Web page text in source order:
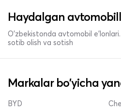
Haydalgan
O'zbekistonda avtomobil
sotib olish va sotish
Markalar bo'yicha
BYD